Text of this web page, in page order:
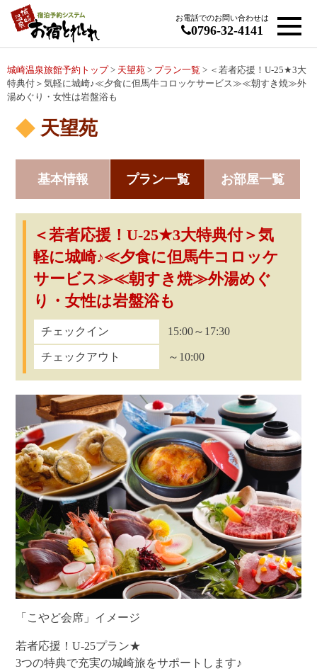
お電話でのお問い合わせは
0796-32-4141
城崎温泉旅館予約トップ > 天望苑 > プラン一覧 > ＜若者応援！U-25★3大
特典付＞気軽に城崎♪≪夕食に但馬牛コロッケサービス≫≪朝すき焼≫外
湯めぐり・女性は岩盤浴も
天望苑
基本情報 プラン一覧 お部屋一覧
＜若者応援！U-25★3大特典付＞気
軽に城崎♪≪夕食に但馬牛コロッケ
サービス≫≪朝すき焼≫外湯めぐ
り・女性は岩盤浴も
チェックイン 15:00～17:30
チェックアウト ～10:00
「こやど会席」イメージ
若者応援！U-25プラン★
3つの特典で充実の城崎旅をサポートします♪